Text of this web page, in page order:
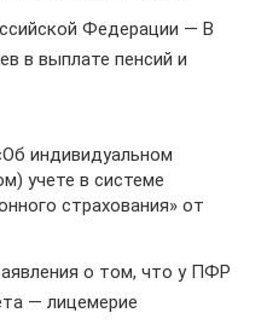
Федерации — В
в выплате пенсий и
индивидуальном
учете в системе
страхования» от
о том, что у ПФР
— лицемерие